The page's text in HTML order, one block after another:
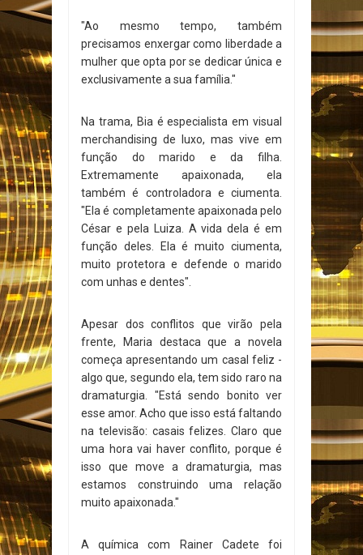
"Ao mesmo tempo, também
precisamos enxergar como liberdade a
mulher que opta por se dedicar única e
exclusivamente a sua família."
Na trama, Bia é especialista em visual
merchandising de luxo, mas vive em
função do marido e da filha.
Extremamente apaixonada, ela
também é controladora e ciumenta.
"Ela é completamente apaixonada pelo
César e pela Luiza. A vida dela é em
função deles. Ela é muito ciumenta,
muito protetora e defende o marido
com unhas e dentes".
Apesar dos conflitos que virão pela
frente, Maria destaca que a novela
começa apresentando um casal feliz -
algo que, segundo ela, tem sido raro na
dramaturgia. "Está sendo bonito ver
esse amor. Acho que isso está faltando
na televisão: casais felizes. Claro que
uma hora vai haver conflito, porque é
isso que move a dramaturgia, mas
estamos construindo uma relação
muito apaixonada."
A química com Rainer Cadete foi